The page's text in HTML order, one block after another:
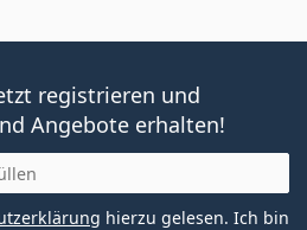
registrieren und
Angebote erhalten!
hierzu gelesen. Ich bin